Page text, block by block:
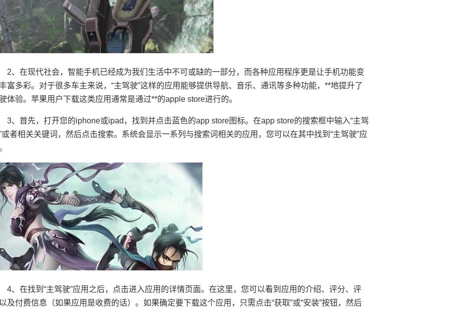
2、在现代社会，智能手机已经成为我们生活中不可或缺的一部分，而各种应用程序更是让手机功能变
富多彩。对于很多车主来说，“主驾驶”这样的应用能够提供导航、音乐、通讯等多种功能，**地提升了
体验。苹果用户下载这类应用通常是通过**的apple store进行的。
3、首先，打开您的iphone或ipad，找到并点击蓝色的app store图标。在app store的搜索框中输入“主驾
或者相关关键词，然后点击搜索。系统会显示一系列与搜索词相关的应用，您可以在其中找到“主驾驶”应
4、在找到“主驾驶”应用之后，点击进入应用的详情页面。在这里，您可以看到应用的介绍、评分、评
及付费信息（如果应用是收费的话）。如果确定要下载这个应用，只需点击“获取”或“安装”按钮，然后